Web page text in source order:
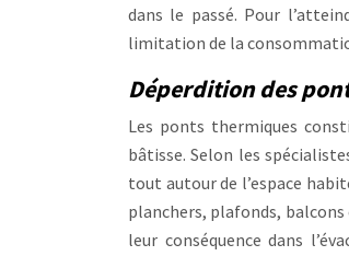
dans le passé. Pour
limitation de la
Déperdition des
Les ponts thermiques
bâtisse. Selon les
tout autour de l’espace
planchers, plafonds,
leur conséquence dans